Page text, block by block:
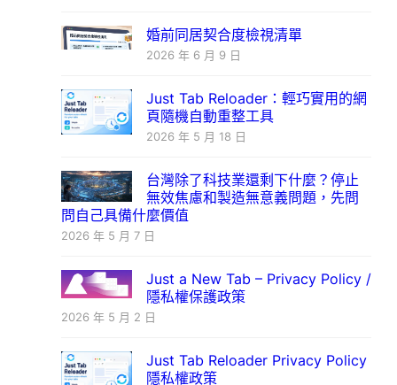
婚前同居契合度檢視清單
2026 年 6 月 9 日
Just Tab Reloader：輕巧實用的網
頁隨機自動重整工具
2026 年 5 月 18 日
台灣除了科技業還剩下什麼？停止
無效焦慮和製造無意義問題，先問
問自己具備什麼價值
2026 年 5 月 7 日
Just a New Tab – Privacy Policy /
隱私權保護政策
2026 年 5 月 2 日
Just Tab Reloader Privacy Policy
隱私權政策